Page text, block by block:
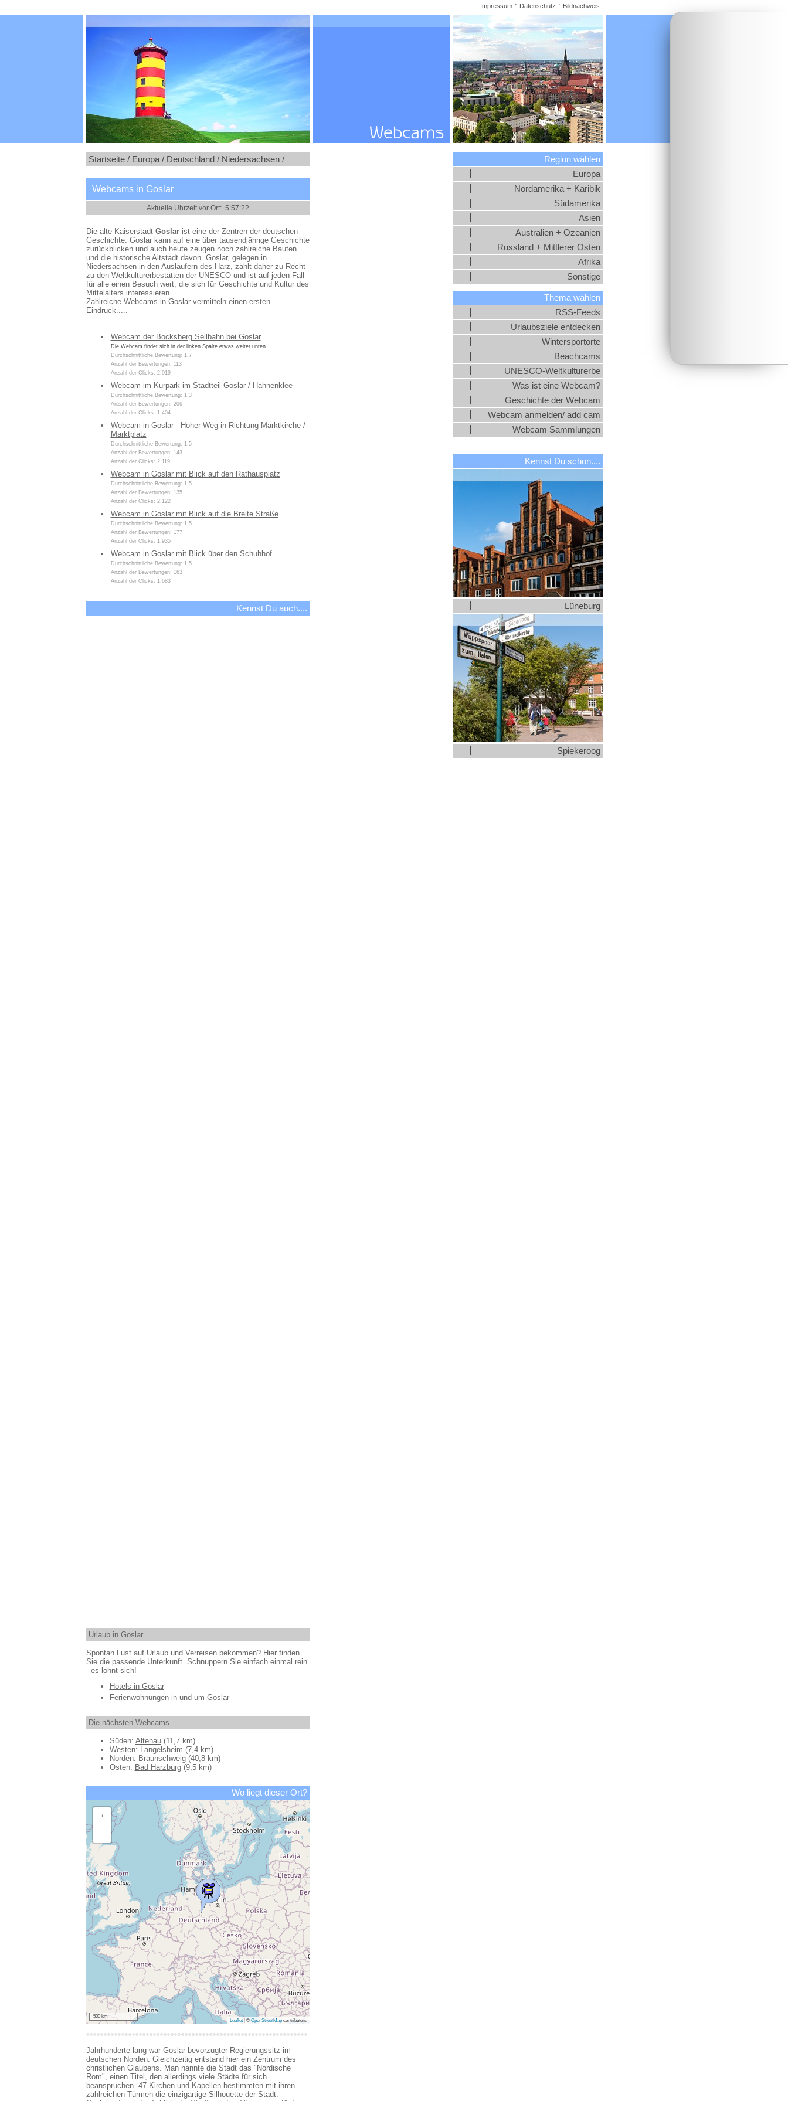
Startseite / Europa / Deutschland / Niedersachsen /
Webcams in Goslar
Die alte Kaiserstadt Goslarist eine der Zentren der deutschen
Geschichte. Goslar kann auf eine über tausendjährige Geschichte
zurückblicken und auch heute zeugen noch zahlreiche Bauten
und die historische Altstadt davon. Goslar, gelegen in
Niedersachsen in den Ausläufern des Harz, zählt daher zu Recht
zu den Weltkulturerbestätten der UNESCO und ist auf jeden Fall
für alle einen Besuch wert, die sich für Geschichte und Kultur des
Mittelalters interessieren.
Zahlreiche Webcams in Goslar vermitteln einen ersten
Eindruck.....
Webcam der Bocksberg Seilbahn bei Goslar
Die Webcam findet sich in der linken Spalte etwas weiter unten
Durchschnittliche Bewertung: 1,7
Anzahl der Bewertungen: 113
Anzahl der Clicks: 2.019
Webcam im Kurpark im Stadtteil Goslar / Hahnenklee
Durchschnittliche Bewertung: 1,3
Anzahl der Bewertungen: 206
Anzahl der Clicks: 1.404
Webcam in Goslar - Hoher Weg in Richtung Marktkirche /
Marktplatz
Durchschnittliche Bewertung: 1,5
Anzahl der Bewertungen: 143
Anzahl der Clicks: 2.119
Webcam in Goslar mit Blick auf den Rathausplatz
Durchschnittliche Bewertung: 1,5
Anzahl der Bewertungen: 135
Anzahl der Clicks: 2.122
Webcam in Goslar mit Blick auf die Breite Straße
Durchschnittliche Bewertung: 1,5
Anzahl der Bewertungen: 177
Anzahl der Clicks: 1.935
Webcam in Goslar mit Blick über den Schuhhof
Durchschnittliche Bewertung: 1,5
Anzahl der Bewertungen: 163
Anzahl der Clicks: 1.683
Kennst Du auch....
Urlaub in Goslar
Spontan Lust auf Urlaub und Verreisen bekommen? Hier finden
Sie die passende Unterkunft. Schnuppern Sie einfach einmal rein
- es lohnt sich!
Hotels in Goslar
Ferienwohnungen in und um Goslar
Die nächsten Webcams
Süden: Altenau(11,7 km)
Westen: Langelsheim (7,4 km)
Norden: Braunschweig(40,8 km)
Osten: Bad Harzburg(9,5 km)
Wo liegt dieser Ort?
+
−
500 km
Leaflet © OpenStreetMapcontributors
Jahrhunderte lang war Goslar bevorzugter Regierungssitz im
deutschen Norden. Gleichzeitig entstand hier ein Zentrum des
christlichen Glaubens. Man nannte die Stadt das "Nordische
Rom", einen Titel, den allerdings viele Städte für sich
beanspruchen. 47 Kirchen und Kapellen bestimmten mit ihren
zahlreichen Türmen die einzigartige Silhouette der Stadt.
Region wählen
Europa
Nordamerika + Karibik
Südamerika
Asien
Australien + Ozeanien
Russland + Mittlerer Osten
Afrika
Sonstige
Thema wählen
RSS-Feeds
Urlaubsziele entdecken
Wintersportorte
Beachcams
UNESCO-Weltkulturerbe
Was ist eine Webcam?
Geschichte der Webcam
Webcam anmelden/ add cam
Webcam Sammlungen
Kennst Du schon....
Lüneburg
Spiekeroog
Impressum: Datenschutz : Bildnachweis